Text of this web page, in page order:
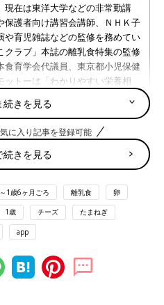
現在は東洋大学などの非常勤講
保護者向け講習会講師、ＮＨＫ子
や育児雑誌などの監修を務めてい
クラブ」本誌の離乳食特集の監修
食育学会代議員、東京都小児保健
ットーは「わかりやすい栄養相
い＜離乳食のお約束＞
はここから確認してください
ラうどん レシピ
続きを見る
に入り記事を登録可能
続きを見る
1歳6ヶ月ごろ 離乳食 卵
1歳 チーズ たまねぎ
app